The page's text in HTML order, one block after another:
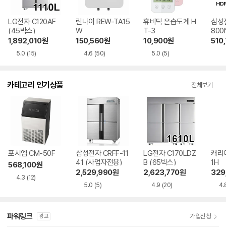
LG전자 C120AF
(45박스)
1,892,010원
5.0 (15)
린나이 REW-TA15
W
150,560원
4.6 (50)
휴비딕 온습도계 H
T-3
10,900원
5.0 (5)
삼
카테고리 인기상품 전체보기
포시엠 CM-50F
568,100원
4.3 (12)
삼성전자 CRFF-11
41 (사업자전용)
2,529,990원
5.0 (5)
LG전자 C170LDZ
B (65박스)
2,623,770원
4.9 (20)
캐
1H
파워링크 광고 가입신청